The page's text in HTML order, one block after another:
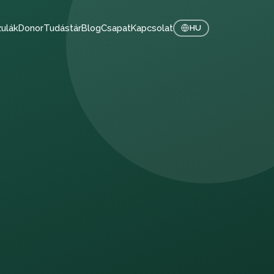
DonorTudástárBlogCsapatKapcsolat HU